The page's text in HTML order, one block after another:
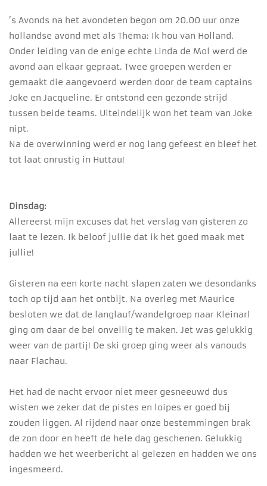
’s Avonds na het avondeten begon om 20.00 uur onze
hollandse avond met als Thema: Ik hou van Holland.
Onder leiding van de enige echte Linda de Mol werd de
avond aan elkaar gepraat. Twee groepen werden er
gemaakt die aangevoerd werden door de team captains
Joke en Jacqueline. Er ontstond een gezonde strijd
tussen beide teams. Uiteindelijk won het team van Joke
nipt.
Na de overwinning werd er nog lang gefeest en bleef het
tot laat onrustig in Huttau!
Dinsdag:
Allereerst mijn excuses dat het verslag van gisteren zo
laat te lezen. Ik beloof jullie dat ik het goed maak met
jullie!
Gisteren na een korte nacht slapen zaten we desondanks
toch op tijd aan het ontbijt. Na overleg met Maurice
besloten we dat de langlauf/wandelgroep naar Kleinarl
ging om daar de bel onveilig te maken. Jet was gelukkig
weer van de partij! De ski groep ging weer als vanouds
naar Flachau.
Het had de nacht ervoor niet meer gesneeuwd dus
wisten we zeker dat de pistes en loipes er goed bij
zouden liggen. Al rijdend naar onze bestemmingen brak
de zon door en heeft de hele dag geschenen. Gelukkig
hadden we het weerbericht al gelezen en hadden we ons
ingesmeerd.